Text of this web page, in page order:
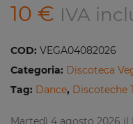
10 € IVA
COD: VEGA04082026
Categoria: Discoteca
Tag: Dance, Discoteche
Martedì 4 agosto 2026